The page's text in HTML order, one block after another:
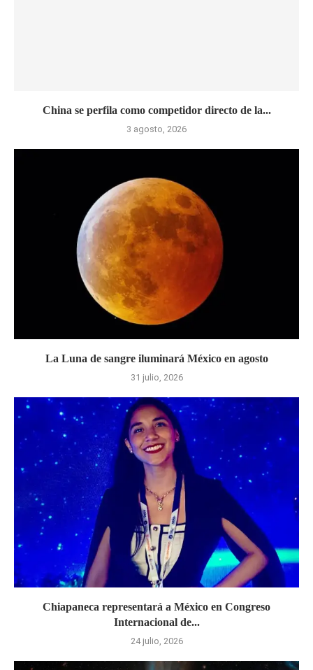
China se perfila como competidor directo de la...
3 agosto, 2026
La Luna de sangre iluminará México en agosto
31 julio, 2026
Chiapaneca representará a México en Congreso
Internacional de...
24 julio, 2026